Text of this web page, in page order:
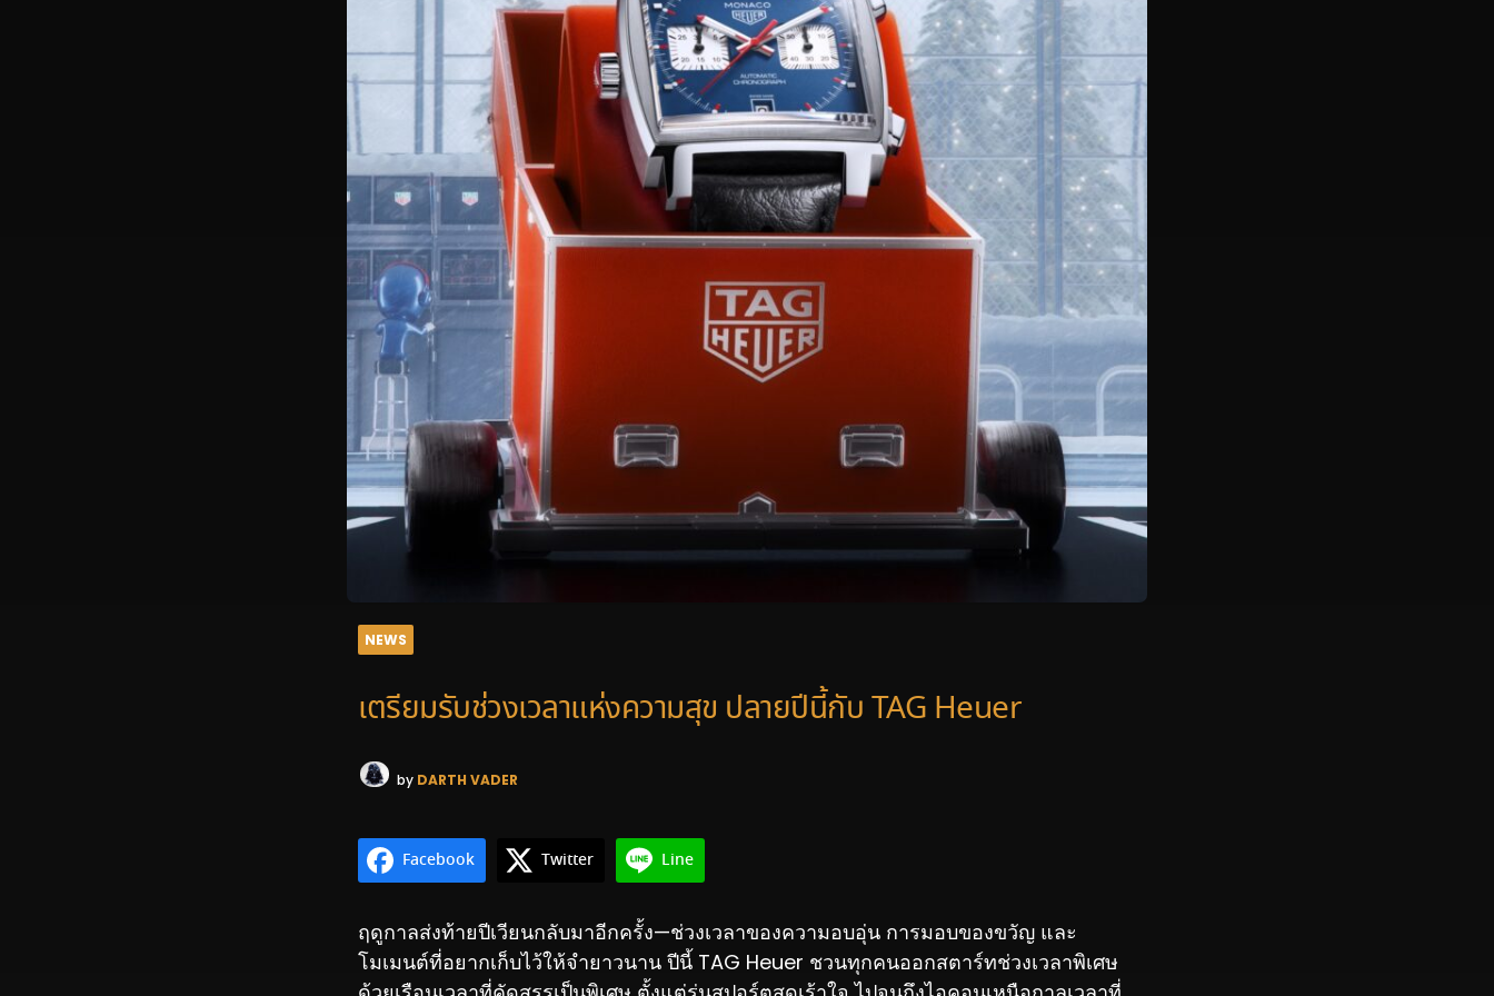
NEWS
เตรียมรับช่วงเวลาแห่งความสุข ปลายปีนี้กับ TAG Heuer
by DARTH VADER
Facebook Twitter Line
ฤดูกาลส่งท้ายปีเวียนกลับมาอีกครั้ง—ช่วงเวลาของความอบอุ่น การมอบของขวัญ และ
โมเมนต์ที่อยากเก็บไว้ให้จำยาวนาน ปีนี้ TAG Heuer ชวนทุกคนออกสตาร์ทช่วงเวลาพิเศษ